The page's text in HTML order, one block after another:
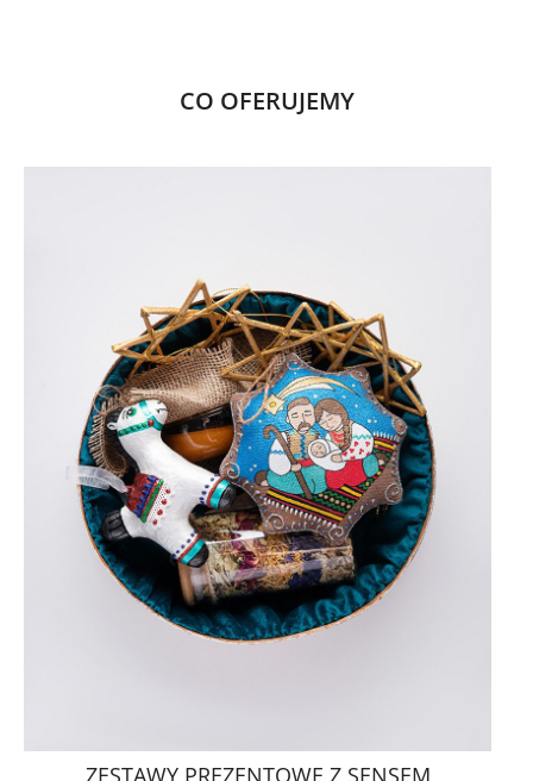
CO OFERUJEMY